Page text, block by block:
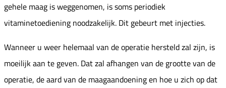
gehele maag is weggenomen, is soms periodiek
vitaminetoediening noodzakelijk. Dit gebeurt met injecties.
Wanneer u weer helemaal van de operatie hersteld zal zijn, is
moeilijk aan te geven. Dat zal afhangen van de grootte van de
operatie, de aard van de maagaandoening en hoe u zich op dat